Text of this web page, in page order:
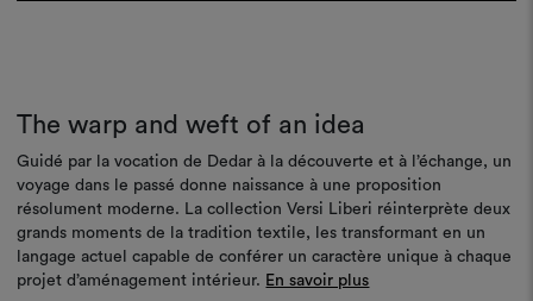
The warp and weft of an idea
Guidé par la vocation de Dedar à la découverte et à l’échange, un
voyage dans le passé donne naissance à une proposition
résolument moderne. La collection Versi Liberi réinterprète deux
grands moments de la tradition textile, les transformant en un
langage actuel capable de conférer un caractère unique à chaque
projet d’aménagement intérieur. En savoir plus